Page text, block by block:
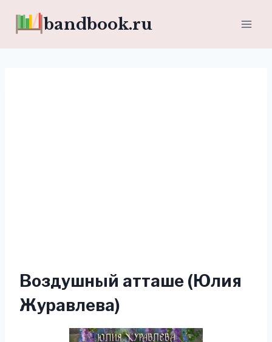
bandbook.ru
Воздушный атташе (Юлия
Журавлева)